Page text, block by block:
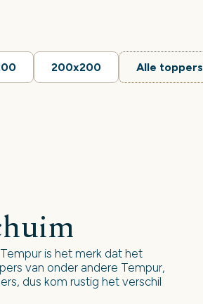
200x200 Alle toppers
is het merk dat het
van onder andere Tempur,
dus kom rustig het verschil